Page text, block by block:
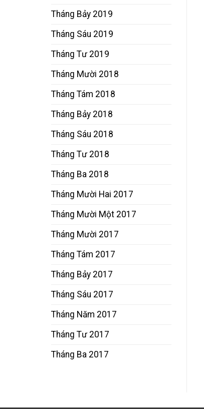
Tháng Bảy 2019
Tháng Sáu 2019
Tháng Tư 2019
Tháng Mười 2018
Tháng Tám 2018
Tháng Bảy 2018
Tháng Sáu 2018
Tháng Tư 2018
Tháng Ba 2018
Tháng Mười Hai 2017
Tháng Mười Một 2017
Tháng Mười 2017
Tháng Tám 2017
Tháng Bảy 2017
Tháng Sáu 2017
Tháng Năm 2017
Tháng Tư 2017
Tháng Ba 2017